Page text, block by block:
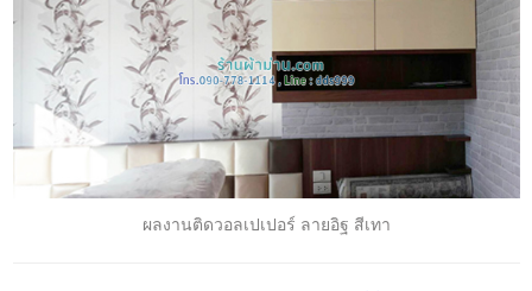
ผลงานติดวอลเปเปอร์ ลายอิฐ สีเทา